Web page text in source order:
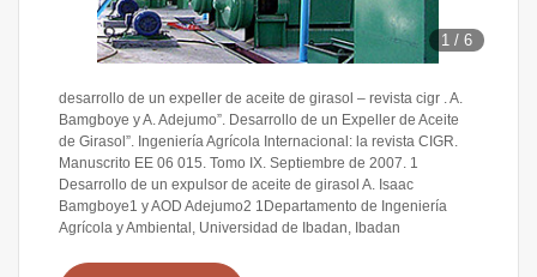
1 /6
desarrollo de un expeller de aceite de girasol – revista cigr . A.
Bamgboye y A. Adejumo”. Desarrollo de un Expeller de Aceite
de Girasol”. Ingeniería Agrícola Internacional: la revista CIGR.
Manuscrito EE 06 015. Tomo IX. Septiembre de 2007. 1
Desarrollo de un expulsor de aceite de girasol A. Isaac
Bamgboye1 y AOD Adejumo2 1Departamento de Ingeniería
Agrícola y Ambiental, Universidad de Ibadan, Ibadan